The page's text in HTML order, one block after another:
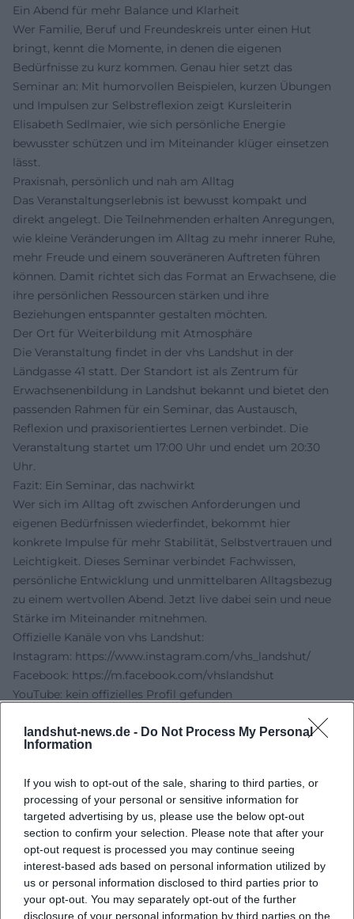
landshut-news.de - Do Not Process My Personal
Information
If you wish to opt-out of the sale, sharing to third parties, or
processing of your personal or sensitive information for
targeted advertising by us, please use the below opt-out
section to confirm your selection. Please note that after your
opt-out request is processed you may continue seeing
interest-based ads based on personal information utilized by
us or personal information disclosed to third parties prior to
your opt-out. You may separately opt-out of the further
disclosure of your personal information by third parties on the
Ein Abend für mehr Balance und Klarheit
Wer Familie, Beruf und Freundeskreis unter einen Hut
bringt, kennt die Momente, in denen die eigenen
Bedürfnisse zu kurz kommen. Genau hier setzt das
Seminar an: Mit humorvollen Beispielen, kurzen Übungen
und Impulsen zur Selbstreflexion zeigt Kursleiterin
Elisabeth Sedlmaier, wie sich persönliche Energie
bewusster schützen und im Miteinander klüger einsetzen
lässt.
Praxisnah, persönlich und nah am Alltag
Das Veranstaltungserlebnis ist bewusst kompakt und
direkt angelegt. Die Teilnehmenden erhalten Anregungen,
wie kleine Veränderungen im Alltag zu mehr innerer Ruhe,
mehr Freude und einem souveräneren Auftreten führen
können. Damit richtet sich das Format an Erwachsene, die
ihre persönlichen Ressourcen stärken und ihre
Beziehungen entspannter gestalten möchten.
Der Ort für Weiterbildung mit Atmosphäre
Die Veranstaltung findet in der vhs Landshut in der
Ländgasse 41 statt. Der Standort ist als Zentrum für
Erwachsenenbildung in Landshut bekannt und bietet den
passenden Rahmen für ein Seminar, das Austausch,
Reflexion und praxisorientiertes Lernen verbindet. Die
Veranstaltung startet um 17:00 Uhr und endet um 20:30
Uhr.
Fazit: Ein Seminar, das nachwirkt
Wer sich im Alltag oft zwischen Anforderungen und
eigenen Bedürfnissen wiederfindet, bekommt hier
konkrete Impulse für mehr Stabilität, Selbstvertrauen und
Leichtigkeit. Dieses Seminar verbindet Fachwissen,
persönliche Entwicklung und unmittelbaren Alltagsbezug
zu einem wertvollen Abend. Jetzt live dabei sein und neue
Stärke im Miteinander mitnehmen.
Offizielle Kanäle von vhs Landshut:
Instagram: https://www.instagram.com/vhs_landshut/
Facebook: https://m.facebook.com/vhslandshut
YouTube: kein offizielles Profil gefunden
Quellen:
vhs Landshut - Kursseite Gut für mich - stark im
Stadt Landshut - Veranstaltungsseite
LinkedIn - vhs Landshut e.V.
vhs Landshut - Offizielle Website